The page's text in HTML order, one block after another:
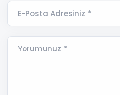
E-Posta Adresiniz *
Yorumunuz *